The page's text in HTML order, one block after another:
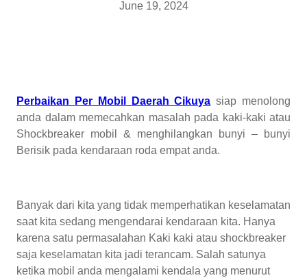
June 19, 2024
Perbaikan Per Mobil Daerah Cikuya siap menolong
anda dalam memecahkan masalah pada kaki-kaki atau
Shockbreaker mobil & menghilangkan bunyi – bunyi
Berisik pada kendaraan roda empat anda.
Banyak dari kita yang tidak memperhatikan keselamatan
saat kita sedang mengendarai kendaraan kita. Hanya
karena satu permasalahan Kaki kaki atau shockbreaker
saja keselamatan kita jadi terancam. Salah satunya
ketika mobil anda mengalami kendala yang menurut